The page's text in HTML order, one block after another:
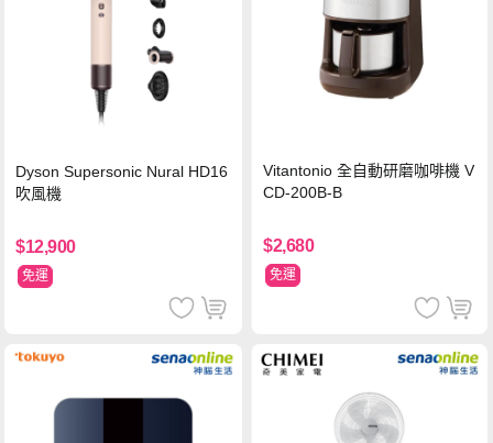
Dyson Supersonic Nural HD16
吹風機
$12,900
免運
Vitantonio 全自動研磨咖啡機 V
CD-200B-B
$2,680
免運